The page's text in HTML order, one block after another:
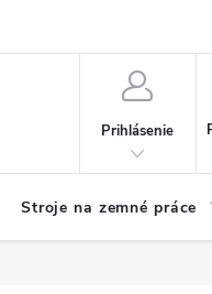
Prihlásenie
Stroje na zemné práce